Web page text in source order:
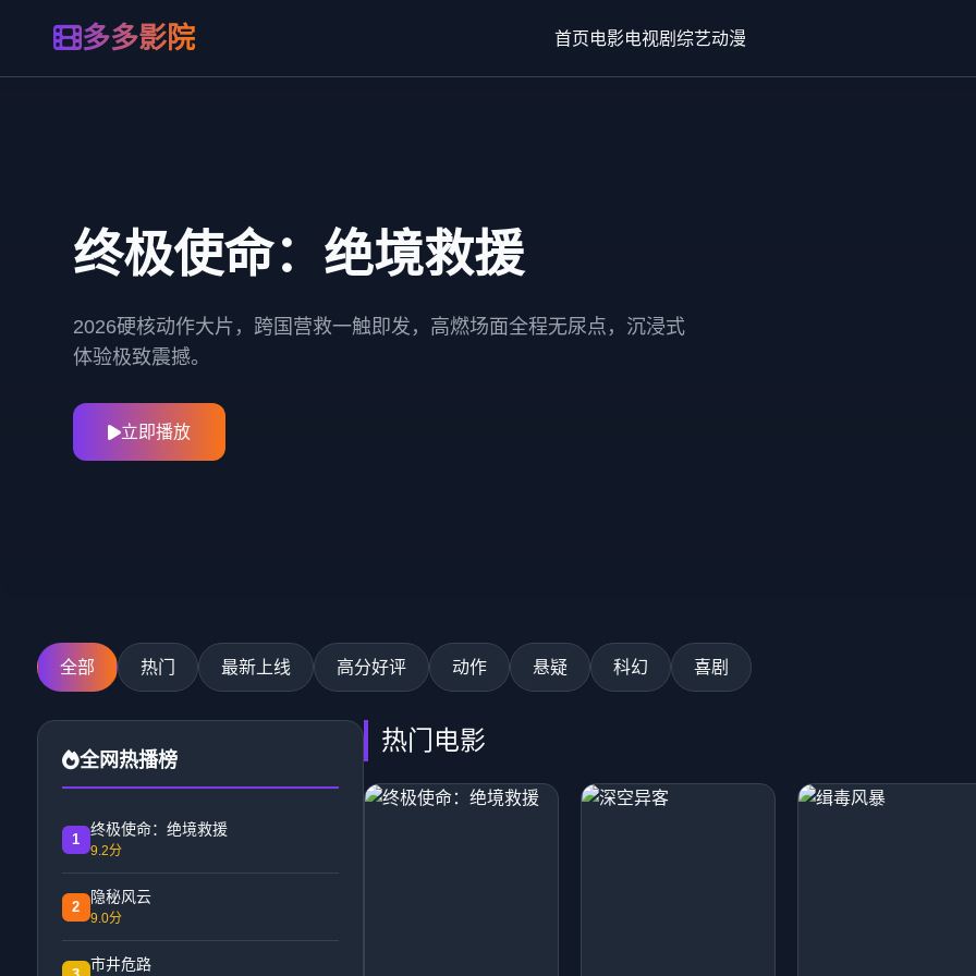
多多影院 首页电影电视剧 综艺动漫
终极使命：绝境救援
2026硬核动作大片，跨国营救一触即发，高燃场面全程无尿点，沉浸式
体验极致震撼。
立即播放
全部 热门 最新上线 高分好评 动作 悬疑 科幻 喜剧
全网热播榜
1
终极使命：绝境救援
9.2分
2
隐秘风云
9.0分
市井危路
热门电影